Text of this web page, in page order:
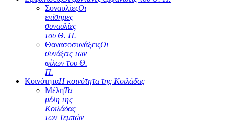
ΣυναυλίεςΟι
επίσημες
συναυλίες
του Θ. Π.
ΘανασοσυνάξειςΟι
συνάξεις των
φίλων του Θ.
Π.
ΚοινότηταΗ κοινότητα της Κοιλάδας
ΜέληΤα
μέλη της
Κοιλάδας
των Τεμπών